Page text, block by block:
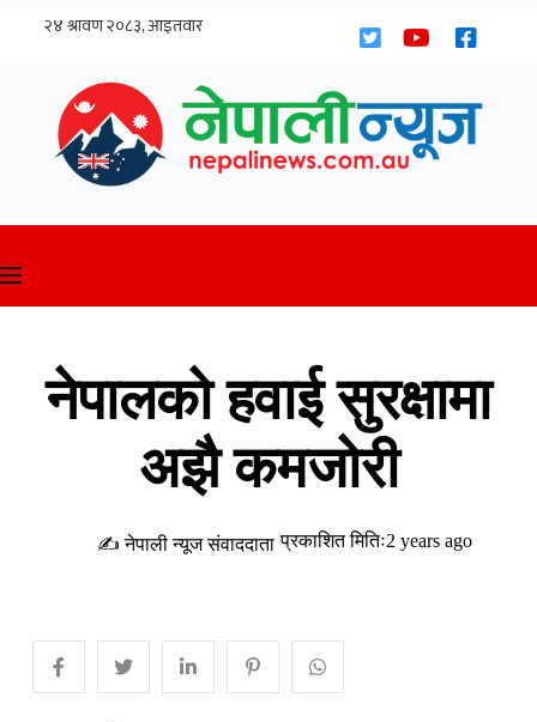
नेपालको हवाई सुरक्षामा
अझै कमजोरी
✍ नेपाली न्यूज संवाददाता प्रकाशित मितिः2 years ago